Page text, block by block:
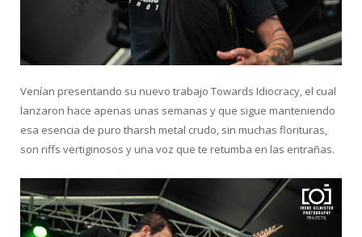
Venían presentando su nuevo trabajo Towards Idiocracy, el cual
lanzaron hace apenas unas semanas y que sigue manteniendo
esa esencia de puro tharsh metal crudo, sin muchas florituras,
son riffs vertiginosos y una voz que te retumba en las entrañas.